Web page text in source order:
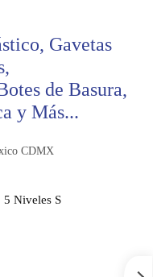
Gavetas
de Basura,
y Más...
5 Niveles S